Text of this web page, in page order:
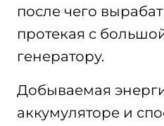
после чего
протекая с
генератору.
Добываемая
аккумуляторе и